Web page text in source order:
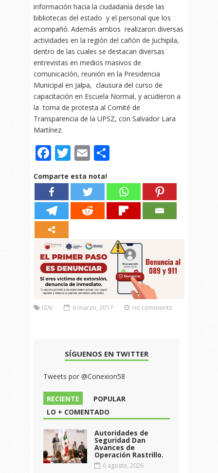
información hacia la ciudadanía desde las
bibliotecas del estado y el personal que los
acompañó. Además ambos realizaron diversas
actividades en la región del cañón de Juchipila,
dentro de las cuales se destacan diversas
entrevistas en medios masivos de
comunicación, reunión en la Presidencia
Municipal en Jalpa, clausura del curso de
capacitación en Escuela Normal, y acudieron a
la toma de protesta al Comité de
Transparencia de la UPSZ, con Salvador Lara
Martínez.
Facebook
Twitter
Email
Comparte esta nota!
IZAI 6 marzo, 2017 no comments
SÍGUENOS EN TWITTER
Tweets por @Conexion58
RECIENTE
POPULAR
LO + COMENTADO
Autoridades de
Seguridad Dan
Avances de
Operación Rastrillo.
6 agosto, 2026